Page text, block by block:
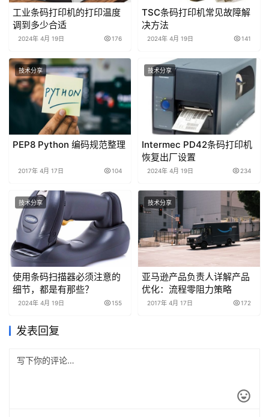
工业条码打印机的打印温度
调到多少合适
2024年 4月 19日 176
TSC条码打印机常见故障解
决方法
2024年 4月 19日 141
技术分享
PEP8 Python 编码规范整理
2017年 4月 17日 104
技术分享
Intermec PD42条码打印机
恢复出厂设置
2024年 4月 19日 234
技术分享
使用条码扫描器必须注意的
细节，都是有那些？
2024年 4月 19日 155
技术分享
亚马逊产品负责人详解产品
优化：流程零阻力策略
2017年 4月 17日 172
发表回复